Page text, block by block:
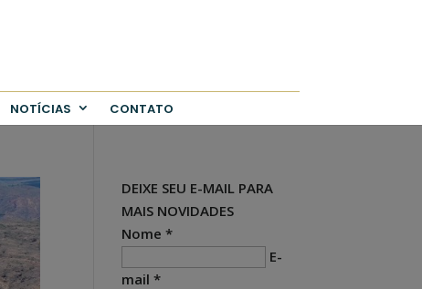
NOTÍCIAS CONTATO
DEIXE SEU E-MAIL PARA
MAIS NOVIDADES
Nome *
E-
mail *